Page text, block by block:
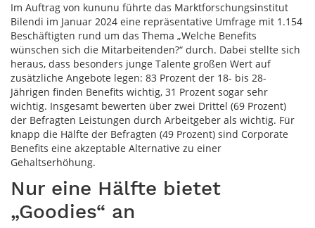
Im Auftrag von kununu führte das Marktforschungsinstitut
Bilendi im Januar 2024 eine repräsentative Umfrage mit 1.154
Beschäftigten rund um das Thema „Welche Benefits
wünschen sich die Mitarbeitenden?“ durch. Dabei stellte sich
heraus, dass besonders junge Talente großen Wert auf
zusätzliche Angebote legen: 83 Prozent der 18- bis 28-
Jährigen finden Benefits wichtig, 31 Prozent sogar sehr
wichtig. Insgesamt bewerten über zwei Drittel (69 Prozent)
der Befragten Leistungen durch Arbeitgeber als wichtig. Für
knapp die Hälfte der Befragten (49 Prozent) sind Corporate
Benefits eine akzeptable Alternative zu einer
Gehaltserhöhung.
Nur eine Hälfte bietet
„Goodies“ an